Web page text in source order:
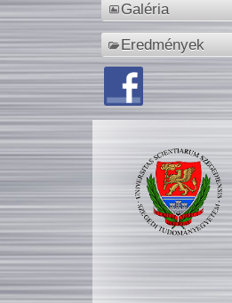
Galéria
Eredmények